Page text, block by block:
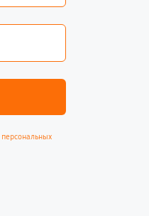
персональных